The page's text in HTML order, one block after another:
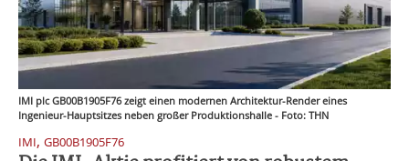
IMI plc GB00B1905F76 zeigt einen modernen Architektur-Render eines
Ingenieur-Hauptsitzes neben großer Produktionshalle - Foto: THN
IMI, GB00B1905F76